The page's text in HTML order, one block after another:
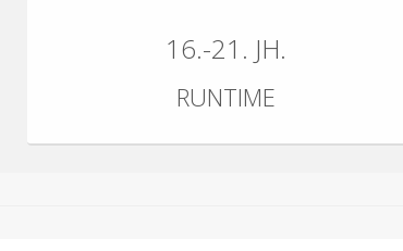
16.-21. JH.
RUNTIME